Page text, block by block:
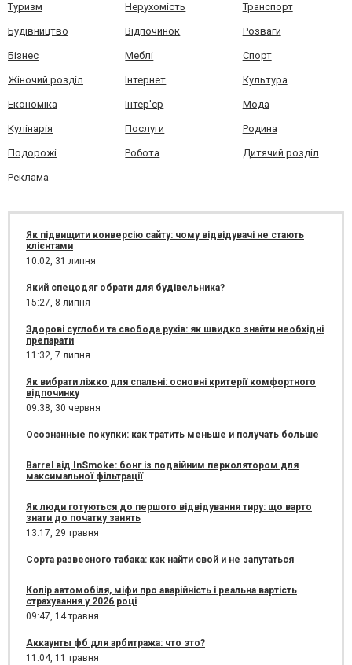
Туризм Нерухомість Транспорт
Будівництво Відпочинок Розваги
Бізнес Меблі Спорт
Жіночий розділ Інтернет Культура
Економіка Інтер'єр Мода
Кулінарія Послуги Родина
Подорожі Робота Дитячий розділ
Реклама
Як підвищити конверсію сайту: чому відвідувачі не стають
клієнтами
10:02, 31 липня
Який спецодяг обрати для будівельника?
15:27, 8 липня
Здорові суглоби та свобода рухів: як швидко знайти необхідні
препарати
11:32, 7 липня
Як вибрати ліжко для спальні: основні критерії комфортного
відпочинку
09:38, 30 червня
Осознанные покупки: как тратить меньше и получать больше
Barrel від InSmoke: бонг із подвійним перколятором для
максимальної фільтрації
Як люди готуються до першого відвідування тиру: що варто
знати до початку занять
13:17, 29 травня
Сорта развесного табака: как найти свой и не запутаться
Колір автомобіля, міфи про аварійність і реальна вартість
страхування у 2026 році
09:47, 14 травня
Аккаунты фб для арбитража: что это?
11:04, 11 травня